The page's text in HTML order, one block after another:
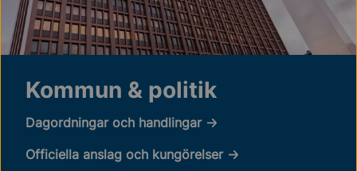
Kommun & politik
Dagordningar och handlingar
Officiella anslag och kungörelser